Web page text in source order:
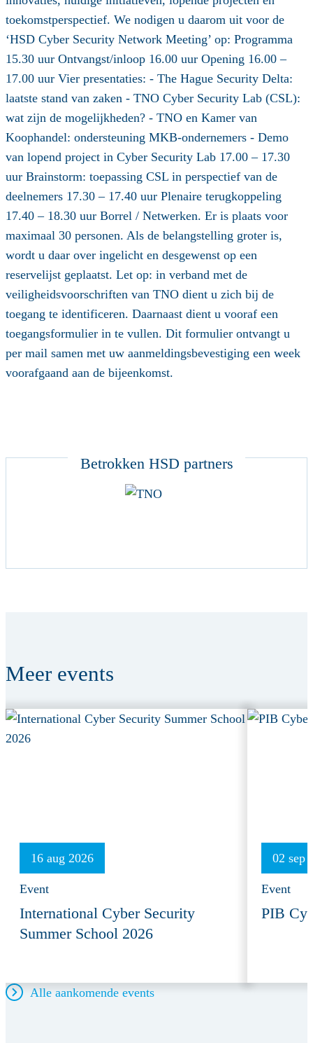
toekomstperspectief. We nodigen u daarom uit voor de
‘HSD Cyber Security Network Meeting’ op: Programma
15.30 uur Ontvangst/inloop 16.00 uur Opening 16.00 –
17.00 uur Vier presentaties: - The Hague Security Delta:
laatste stand van zaken - TNO Cyber Security Lab (CSL):
wat zijn de mogelijkheden? - TNO en Kamer van
Koophandel: ondersteuning MKB-ondernemers - Demo
van lopend project in Cyber Security Lab 17.00 – 17.30
uur Brainstorm: toepassing CSL in perspectief van de
deelnemers 17.30 – 17.40 uur Plenaire terugkoppeling
17.40 – 18.30 uur Borrel / Netwerken. Er is plaats voor
maximaal 30 personen. Als de belangstelling groter is,
wordt u daar over ingelicht en desgewenst op een
reservelijst geplaatst. Let op: in verband met de
veiligheidsvoorschriften van TNO dient u zich bij de
toegang te identificeren. Daarnaast dient u vooraf een
toegangsformulier in te vullen. Dit formulier ontvangt u
per mail samen met uw aanmeldingsbevestiging een week
voorafgaand aan de bijeenkomst.
Betrokken HSD partners
Meer events
16 aug 2026
Event
International Cyber Security
Summer School 2026
02 sep
Event
PIB
Alle aankomende events